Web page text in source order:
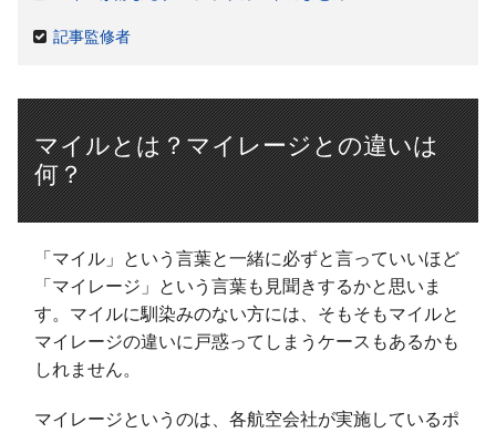
記事監修者
マイルとは？マイレージとの違いは
何？
「マイル」という言葉と一緒に必ずと言っていいほど
「マイレージ」という言葉も見聞きするかと思いま
す。マイルに馴染みのない方には、そもそもマイルと
マイレージの違いに戸惑ってしまうケースもあるかも
しれません。
マイレージというのは、各航空会社が実施しているポ